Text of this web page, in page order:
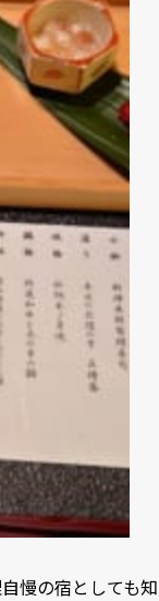
慢の宿としても知